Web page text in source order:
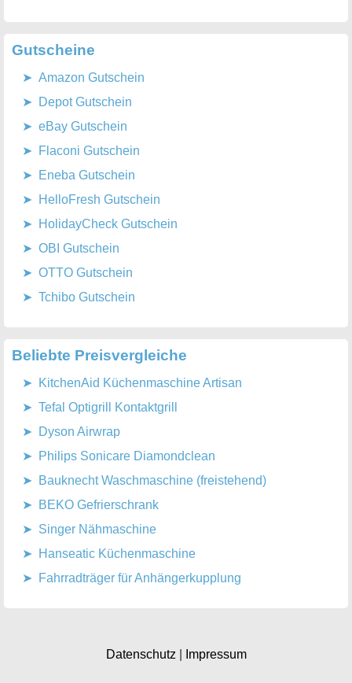
Gutscheine
Amazon Gutschein
Depot Gutschein
eBay Gutschein
Flaconi Gutschein
Eneba Gutschein
HelloFresh Gutschein
HolidayCheck Gutschein
OBI Gutschein
OTTO Gutschein
Tchibo Gutschein
Beliebte Preisvergleiche
KitchenAid Küchenmaschine Artisan
Tefal Optigrill Kontaktgrill
Dyson Airwrap
Philips Sonicare Diamondclean
Bauknecht Waschmaschine (freistehend)
BEKO Gefrierschrank
Singer Nähmaschine
Hanseatic Küchenmaschine
Fahrradträger für Anhängerkupplung
Datenschutz| Impressum